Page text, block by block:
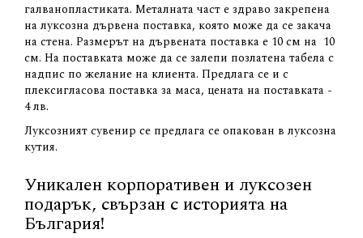
галванопластиката. Металната част е здраво закрепена
на луксозна дървена поставка, която може да се закача
на стена. Размерът на дървената поставка е 10 см на 10
см. На поставката може да се залепи позлатена табела с
надпис по желание на клиента. Предлага се и с
плексигласова поставка за маса, цената на поставката -
4 лв.
Луксозният сувенир се предлага се опакован в луксозна
кутия.
Уникален корпоративен и луксозен
подарък, свързан с историята на
България!